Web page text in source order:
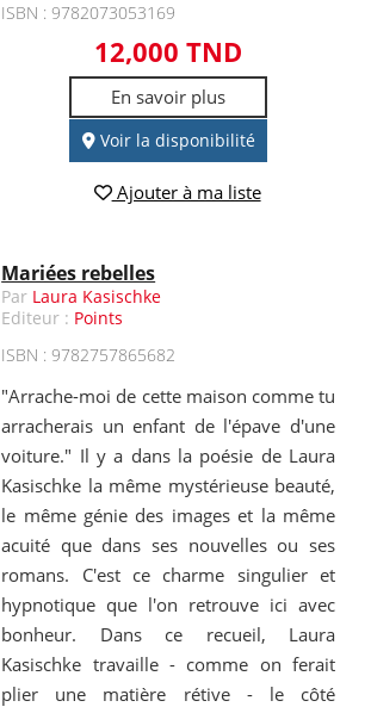
ISBN : 9782073053169
12,000 TND
En savoir plus
Voir la disponibilité
Ajouter à ma liste
Mariées rebelles
Par Laura Kasischke
Editeur : Points
ISBN : 9782757865682
"Arrache-moi de cette maison comme tu
arracherais un enfant de l'épave d'une
voiture." Il y a dans la poésie de Laura
Kasischke la même mystérieuse beauté,
le même génie des images et la même
acuité que dans ses nouvelles ou ses
romans. C'est ce charme singulier et
hypnotique que l'on retrouve ici avec
bonheur. Dans ce recueil, Laura
Kasischke travaille - comme on ferait
plier une matière rétive - le côté